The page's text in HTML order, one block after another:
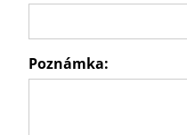
Poznámka: